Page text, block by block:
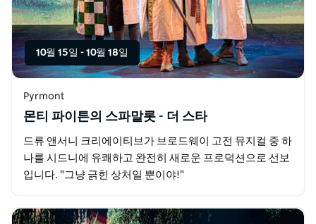
10월 15일 - 10월 18일
Pyrmont
몬티 파이튼의 스파말롯 - 더 스타
드류 앤서니 크리에이티브가 브로드웨이 고전 뮤지컬 중 하
나를 시드니에 유쾌하고 완전히 새로운 프로덕션으로 선보
입니다. "그냥 긁힌 상처일 뿐이야!"